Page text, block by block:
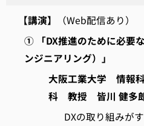
【講演】
（Web配信あり）
① 「DX推進のために必要
ンジニアリング）」
大阪工業大学 情報
科 教授 皆川 健多
DXの取り組みが